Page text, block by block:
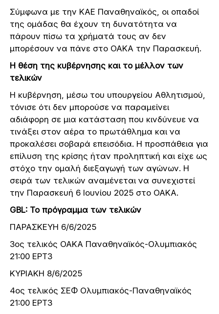
Σύμφωνα με την ΚΑΕ Παναθηναϊκός, οι οπαδοί
της ομάδας θα έχουν τη δυνατότητα να
πάρουν πίσω τα χρήματά τους αν δεν
μπορέσουν να πάνε στο ΟΑΚΑ την Παρασκευή.
Η θέση της κυβέρνησης και το μέλλον των
τελικών
Η κυβέρνηση, μέσω του υπουργείου Αθλητισμού,
τόνισε ότι δεν μπορούσε να παραμείνει
αδιάφορη σε μια κατάσταση που κινδύνευε να
τινάξει στον αέρα το πρωτάθλημα και να
προκαλέσει σοβαρά επεισόδια. Η προσπάθεια για
επίλυση της κρίσης ήταν προληπτική και είχε ως
στόχο την ομαλή διεξαγωγή των αγώνων. Η
σειρά των τελικών αναμένεται να συνεχιστεί
την Παρασκευή 6 Ιουνίου 2025 στο ΟΑΚΑ.
GBL: Το πρόγραμμα των τελικών
ΠΑΡΑΣΚΕΥΗ 6/6/2025
3ος τελικός ΟΑΚΑ Παναθηναϊκός-Ολυμπιακός
21:00 ΕΡΤ3
ΚΥΡΙΑΚΗ 8/6/2025
4ος τελικός ΣΕΦ Ολυμπιακός-Παναθηναϊκός
21:00 ΕΡΤ3